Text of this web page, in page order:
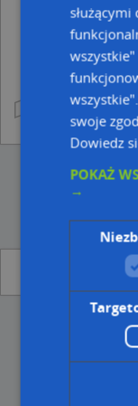
Brak
swoje
Dowiedz
POKAŻ
→